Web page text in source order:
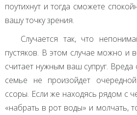
поутихнут и тогда сможете
вашу точку зрения.
Случается так, что
пустяков. В этом случае можно и
считает нужным ваш супруг. Вреда
семье не произойдет
ссоры. Если же находясь рядом с
«набрать в рот воды» и молчать,